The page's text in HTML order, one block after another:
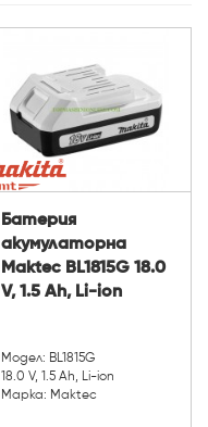
Батерия
акумулаторна
Maktec BL1815G 18.0
V, 1.5 Ah, Li-ion
Модел: BL1815G
18.0 V, 1.5 Ah, Li-ion
Марка: Maktec